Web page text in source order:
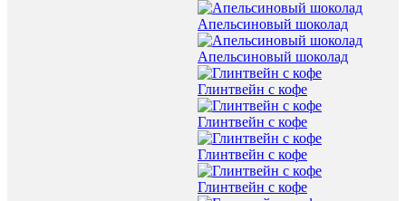
Апельсиновый шоколад
Апельсиновый шоколад
Глинтвейн с кофе
Глинтвейн с кофе
Глинтвейн с кофе
Глинтвейн с кофе